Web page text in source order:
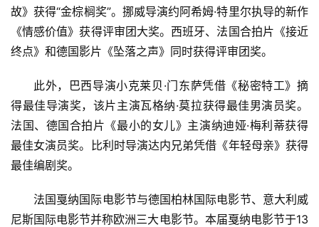
首
页
故》获得“金棕榈奖”。挪威导演约阿希姆·特里尔执导的新作
《情感价值》获得评审团大奖。西班牙、法国合拍片《接近
终点》和德国影片《坠落之声》同时获得评审团奖。
此外，巴西导演小克莱贝·门东萨凭借《秘密特工》摘
得最佳导演奖，该片主演瓦格纳·莫拉获得最佳男演员奖。
法国、德国合拍片《最小的女儿》主演纳迪娅·梅利蒂获得
最佳女演员奖。比利时导演达内兄弟凭借《年轻母亲》获得
最佳编剧奖。
法国戛纳国际电影节与德国柏林国际电影节、意大利威
尼斯国际电影节并称欧洲三大电影节。本届戛纳电影节于13